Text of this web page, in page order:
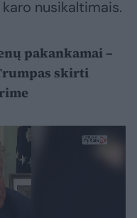
nusikaltimais.
pakankamai –
skirti